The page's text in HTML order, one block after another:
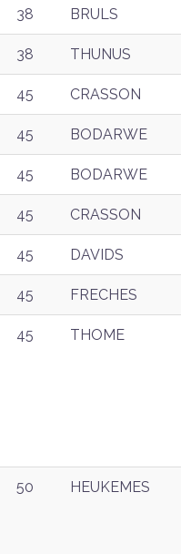
38 BRULS
38 THUNUS
45 CRASSON
45 BODARWE
45 BODARWE
45 CRASSON
45 DAVIDS
45 FRECHES
45 THOME
50 HEUKEMES